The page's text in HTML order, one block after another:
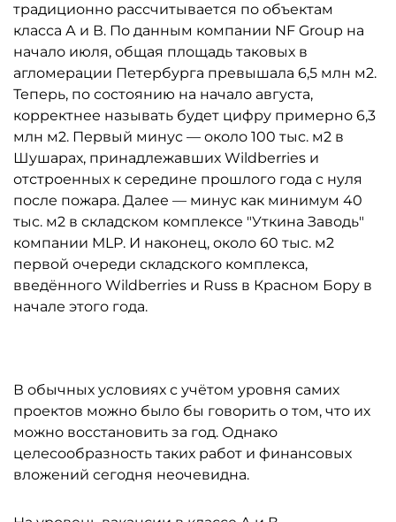
традиционно рассчитывается по объектам
класса А и В. По данным компании NF Group на
начало июля, общая площадь таковых в
агломерации Петербурга превышала 6,5 млн м2.
Теперь, по состоянию на начало августа,
корректнее называть будет цифру примерно 6,3
млн м2. Первый минус — около 100 тыс. м2 в
Шушарах, принадлежавших Wildberries и
отстроенных к середине прошлого года с нуля
после пожара. Далее — минус как минимум 40
тыс. м2 в складском комплексе "Уткина Заводь"
компании MLP. И наконец, около 60 тыс. м2
первой очереди складского комплекса,
введённого Wildberries и Russ в Красном Бору в
начале этого года.
В обычных условиях с учётом уровня самих
проектов можно было бы говорить о том, что их
можно восстановить за год. Однако
целесообразность таких работ и финансовых
вложений сегодня неочевидна.